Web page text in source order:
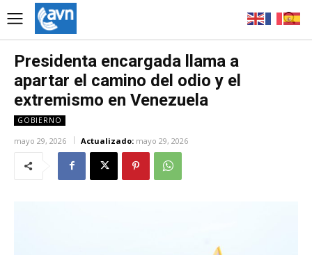
Presidenta encargada llama a
apartar el camino del odio y el
extremismo en Venezuela
GOBIERNO
mayo 29, 2026 Actualizado: mayo 29, 2026